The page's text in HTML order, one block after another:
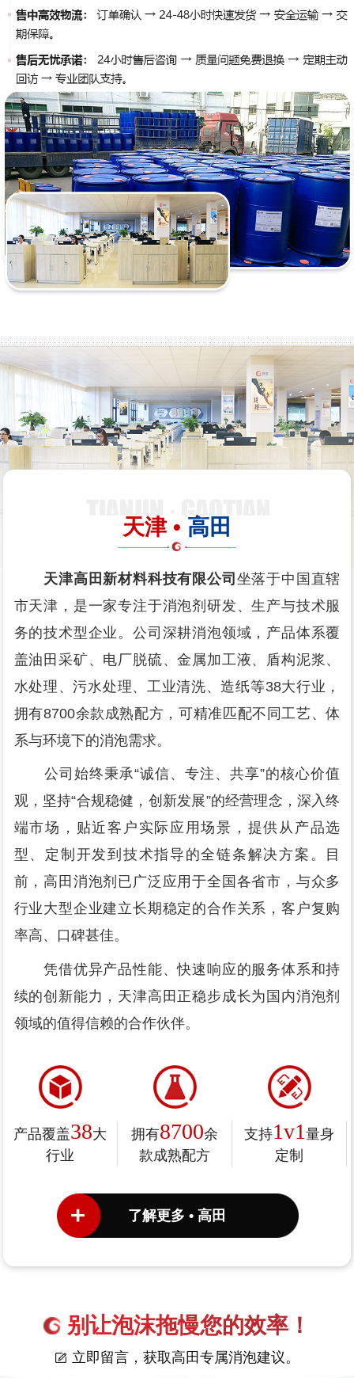
天津 • 高田
天津高田新材料科技有限公司 坐落于中国直辖
市天津，是一家专注于消泡剂研发、生产与技术服
务的技术型企业。公司深耕消泡领域，产品体系覆
盖油田采矿、电厂脱硫、金属加工液、盾构泥浆、
水处理、污水处理、工业清洗、造纸等38大行业，
拥有8700余款成熟配方，可精准匹配不同工艺、体
系与环境下的消泡需求。
公司始终秉承“诚信、专注、共享”的核心价值
观，坚持“合规稳健，创新发展”的经营理念，深入终
端市场，贴近客户实际应用场景，提供从产品选
型、定制开发到技术指导的全链条解决方案。目
前，高田消泡剂已广泛应用于全国各省市，与众多
行业大型企业建立长期稳定的合作关系，客户复购
率高、口碑甚佳。
凭借优异产品性能、快速响应的服务体系和持
续的创新能力，天津高田正稳步成长为国内消泡剂
领域的值得信赖的合作伙伴。
产品覆盖38大
行业
拥有8700余
款成熟配方
支持1v1 量身
定制
了解更多 • 高田
别让泡沫拖慢您的效率！
立即留言，获取高田专属消泡建议。